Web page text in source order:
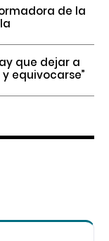
de la
que dejar a
equivocarse”